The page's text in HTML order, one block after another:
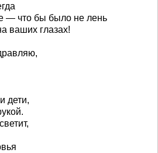
— что бы было не лень
ваших глазах!
дети,